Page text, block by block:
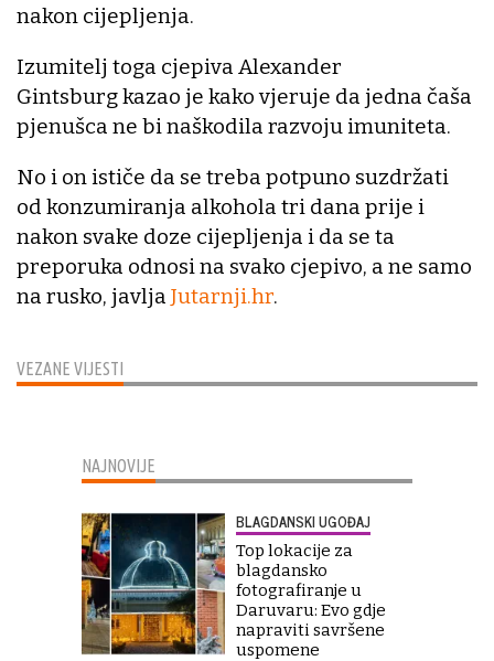
VEZANE VIJESTI
nakon cijepljenja.
Izumitelj toga cjepiva Alexander
Gintsburg kazao je kako vjeruje da jedna čaša
pjenušca ne bi naškodila razvoju imuniteta.
No i on ističe da se treba potpuno suzdržati
od konzumiranja alkohola tri dana prije i
nakon svake doze cijepljenja i da se ta
preporuka odnosi na svako cjepivo, a ne samo
na rusko, javlja Jutarnji.hr.
NAJNOVIJE
BLAGDANSKI UGOĐAJ
Top lokacije za
blagdansko
fotografiranje u
Daruvaru: Evo gdje
napraviti savršene
uspomene